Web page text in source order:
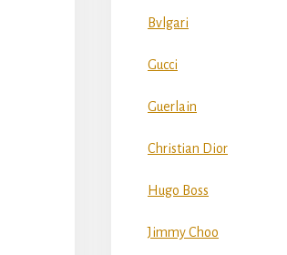
Bvlgari
Gucci
Guerlain
Christian Dior
Hugo Boss
Jimmy Choo